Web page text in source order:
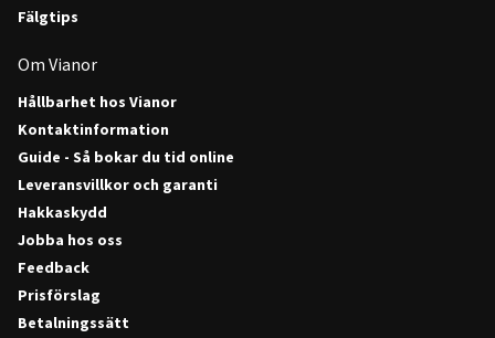
Fälgtips
Om Vianor
Hållbarhet hos Vianor
Kontaktinformation
Guide - Så bokar du tid online
Leveransvillkor och garanti
Hakkaskydd
Jobba hos oss
Feedback
Prisförslag
Betalningssätt